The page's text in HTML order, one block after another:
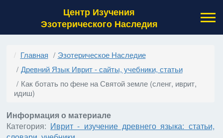
Центр Изучения
Эзотерического Наследия
Главная
Эзотерическое Наследие
Древний Язык Иврит - сайты, учебники, статьи
Как ботать по фене на Святой земле (сленг, иврит,
идиш)
Информация о материале
Категория: Иврит - изучение древнего языка: статьи,